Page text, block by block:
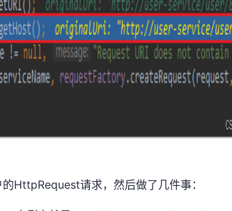
HttpRequest请求，然后做了几件事：